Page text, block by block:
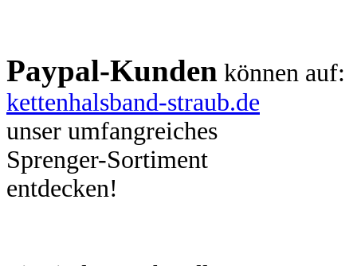
Paypal-Kunden können auf:
kettenhalsband-straub.de
unser umfangreiches
Sprenger-Sortiment
entdecken!